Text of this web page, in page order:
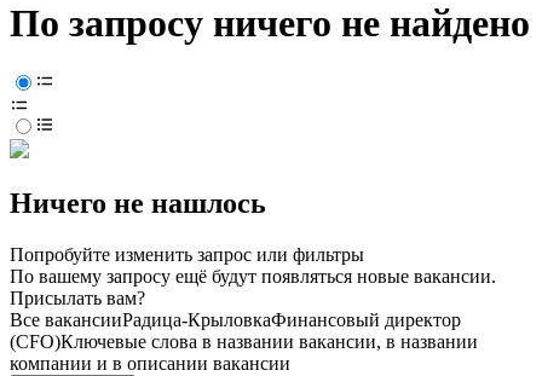
По запросу ничего не найдено
Ничего не нашлось
Попробуйте изменить запрос или фильтры
По вашему запросу ещё будут появляться новые вакансии.
Присылать вам?
Все вакансииРадица-КрыловкаФинансовый директор
(CFO)Ключевые слова в названии вакансии, в названии
компании и в описании вакансии